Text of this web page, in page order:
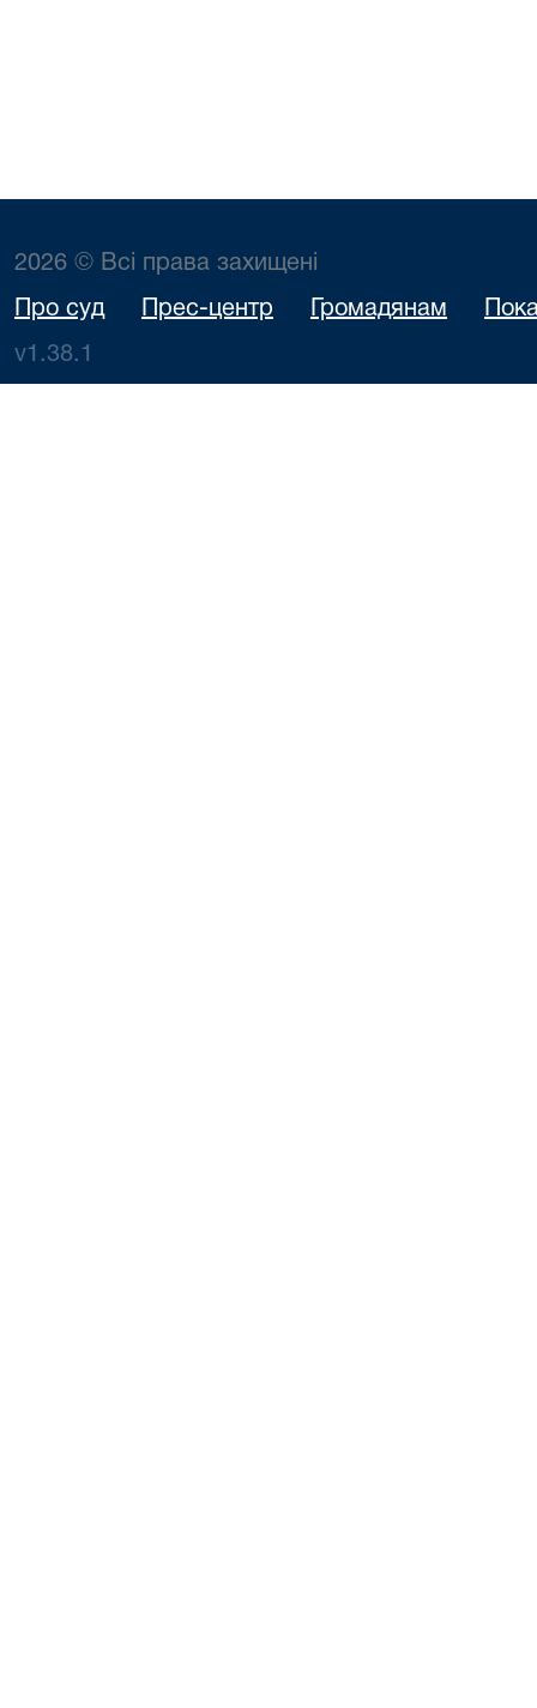
2026 © Всі права захищені
Про суд Прес-центр Громадянам
v1.38.1